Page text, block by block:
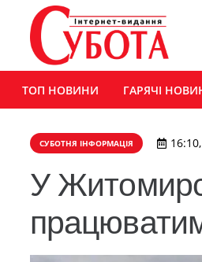
ТОП НОВИНИ ГАРЯЧІ
СУБОТНЯ ІНФОРМАЦІЯ
У